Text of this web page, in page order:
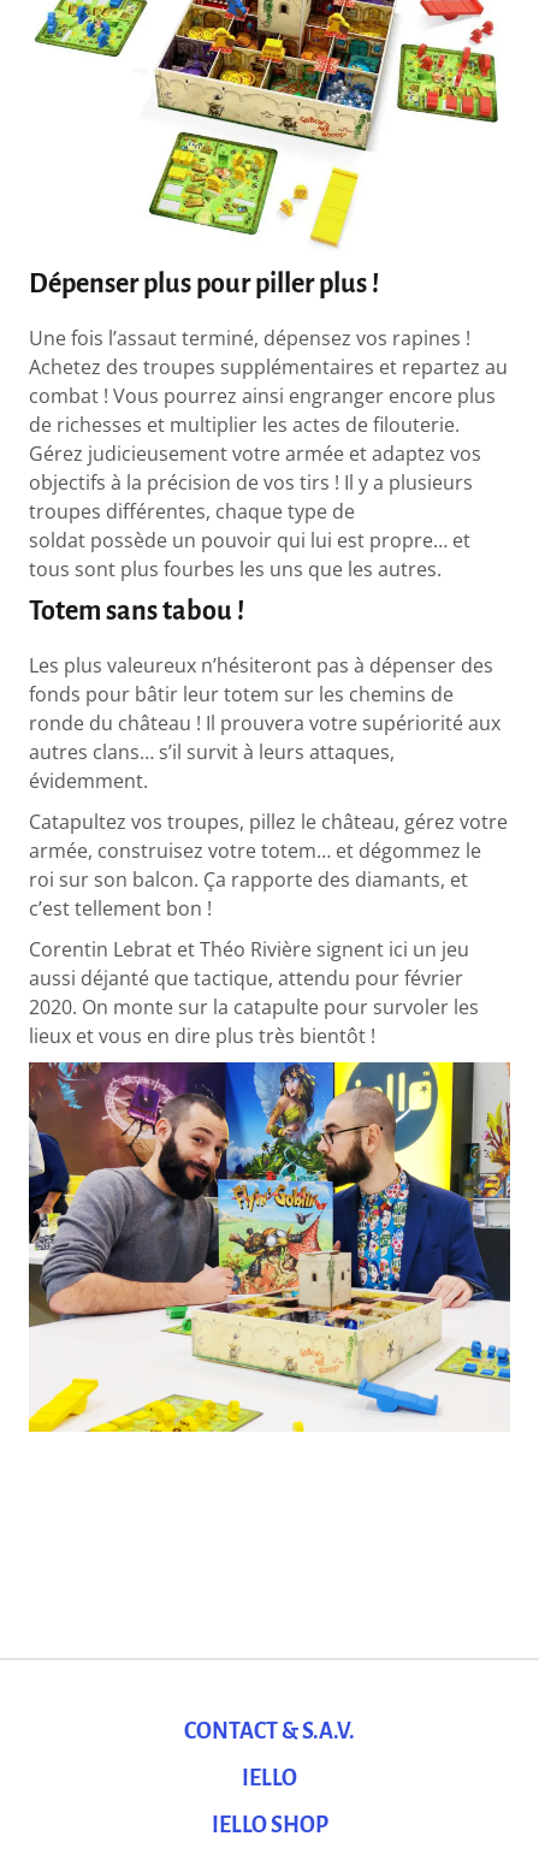
Dépenser plus pour piller plus !
Une fois l’assaut terminé, dépensez vos rapines !
Achetez des troupes supplémentaires et repartez au
combat ! Vous pourrez ainsi engranger encore plus
de richesses et multiplier les actes de filouterie.
Gérez judicieusement votre armée et adaptez vos
objectifs à la précision de vos tirs ! Il y a plusieurs
troupes différentes, chaque type de
soldat possède un pouvoir qui lui est propre… et
tous sont plus fourbes les uns que les autres.
Totem sans tabou !
Les plus valeureux n’hésiteront pas à dépenser des
fonds pour bâtir leur totem sur les chemins de
ronde du château ! Il prouvera votre supériorité aux
autres clans… s’il survit à leurs attaques,
évidemment.
Catapultez vos troupes, pillez le château, gérez votre
armée, construisez votre totem… et dégommez le
roi sur son balcon. Ça rapporte des diamants, et
c’est tellement bon !
Corentin Lebrat et Théo Rivière signent ici un jeu
aussi déjanté que tactique, attendu pour février
2020. On monte sur la catapulte pour survoler les
lieux et vous en dire plus très bientôt !
CONTACT & S.A.V.
IELLO
IELLO SHOP